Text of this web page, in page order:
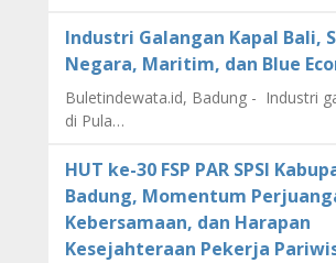
Industri Galangan Kapal Bali,
Negara, Maritim, dan Blue
Buletindewata.id, Badung - Industri
di Pula…
HUT ke-30 FSP PAR SPSI
Badung, Momentum
Kebersamaan, dan Harapan
Kesejahteraan Pekerja